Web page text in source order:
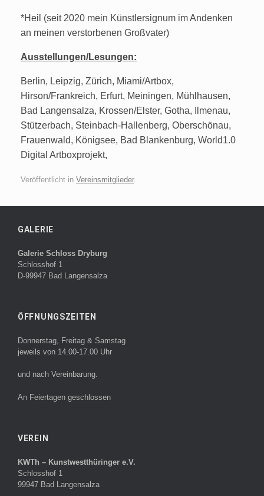
*Heil (seit 2020 mein Künstlersignum im Andenken
an meinen verstorbenen Großvater)
Ausstellungen/Lesungen:
Berlin, Leipzig, Zürich, Miami/Artbox,
Hirson/Frankreich, Erfurt, Meiningen, Mühlhausen,
Bad Langensalza, Krossen/Elster, Gotha, Ilmenau,
Stützerbach, Steinbach-Hallenberg, Oberschönau,
Frauenwald, Königsee, Bad Blankenburg, World1.0
Digital Artboxprojekt,
Veröffentlicht in Vereinsmitglieder.
GALERIE
Galerie Schloss Dryburg
Schlosshof 1
D-99947 Bad Langensalza
ÖFFNUNGSZEITEN
Donnerstag, Freitag & Samstag
jeweils von 14.00-17.00 Uhr
und nach Vereinbarung.
An Feiertagen geschlossen
VEREIN
KWTh – Kunstwestthüringer e.V.
Schlosshof 1
99947 Bad Langensalza